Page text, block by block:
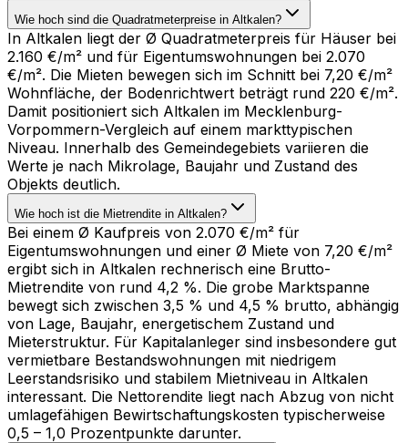
Wie hoch sind die Quadratmeterpreise in Altkalen?
In Altkalen liegt der Ø Quadratmeterpreis für Häuser bei
2.160 €/m² und für Eigentumswohnungen bei 2.070
€/m². Die Mieten bewegen sich im Schnitt bei 7,20 €/m²
Wohnfläche, der Bodenrichtwert beträgt rund 220 €/m².
Damit positioniert sich Altkalen im Mecklenburg-
Vorpommern-Vergleich auf einem markttypischen
Niveau. Innerhalb des Gemeindegebiets variieren die
Werte je nach Mikrolage, Baujahr und Zustand des
Objekts deutlich.
Wie hoch ist die Mietrendite in Altkalen?
Bei einem Ø Kaufpreis von 2.070 €/m² für
Eigentumswohnungen und einer Ø Miete von 7,20 €/m²
ergibt sich in Altkalen rechnerisch eine Brutto-
Mietrendite von rund 4,2 %. Die grobe Marktspanne
bewegt sich zwischen 3,5 % und 4,5 % brutto, abhängig
von Lage, Baujahr, energetischem Zustand und
Mieterstruktur. Für Kapitalanleger sind insbesondere gut
vermietbare Bestandswohnungen mit niedrigem
Leerstandsrisiko und stabilem Mietniveau in Altkalen
interessant. Die Nettorendite liegt nach Abzug von nicht
umlagefähigen Bewirtschaftungskosten typischerweise
0,5 – 1,0 Prozentpunkte darunter.